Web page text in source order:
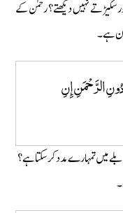
سکیڑتے نہیں دیکھتے؟ رحمٰن کے
ہے۔
الرَّحْمَنِ إِنِ
میں تمہارے مدد کر سکتا ہے؟